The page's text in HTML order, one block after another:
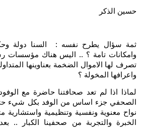
حسين الذكر
ثمة سؤال يطرح نفسه : السنا دولة
وامكانات تامة ؟ .. اليس هناك مؤسسات
تصرف لها الاموال الضخمة بعناوينها
واعرافها المخولة ؟
لماذا اذا لم تعد صحافتنا حاضرة مع
الصحفي جزء اساس من الوفد بكل شيء
نواح معنوية ونفسية وتنظيمية واستشارية
الخبرة والتجربة من صحفينا الكبار ..